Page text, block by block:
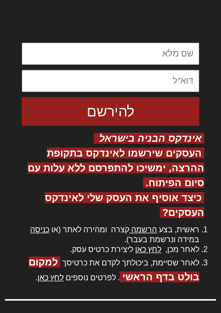
אינדקס הבניה בישראל
העסקים שירשמו לאינדקס בתקופת
ההרצה, ימשיכו להתפרסם ללא עלות עם
סיום הפיתוח.
כיצד אוסיף את העסק שלי לאינדקס
העסקים?
ראשית, בצע הרשמה קצרה ומהירה לאתר (או כניסה
במידה ונרשמת בעבר).
לאחר מכן, לחץ כאן ליצירת כרטיס עסק.
לאחר שסיימת, ביכולתך לקדם את כרטיסך למקום
בולט בדף הראשי . לפרטים נוספים לחץ כאן.